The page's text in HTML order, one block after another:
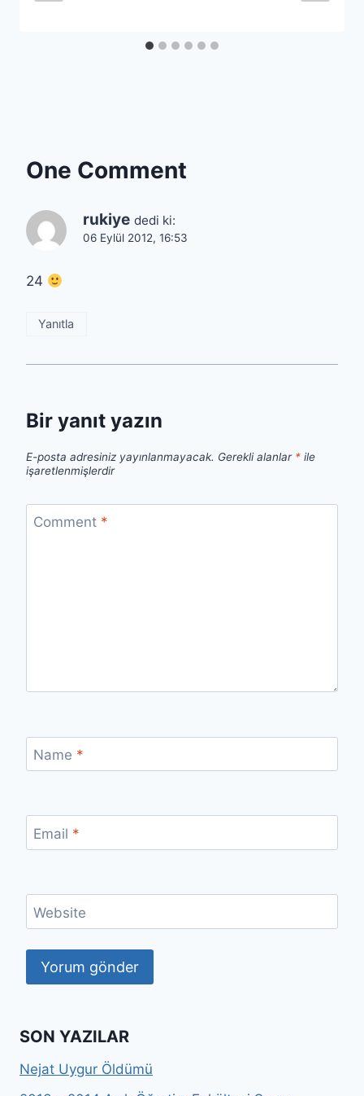
One Comment
rukiye dedi ki:
06 Eylül 2012, 16:53
24
Yanıtla
Bir yanıt yazın
E-posta adresiniz yayınlanmayacak. Gerekli alanlar * ile
işaretlenmişlerdir
Comment *
Name *
Email *
Website
SON YAZILAR
Nejat Uygur Öldümü